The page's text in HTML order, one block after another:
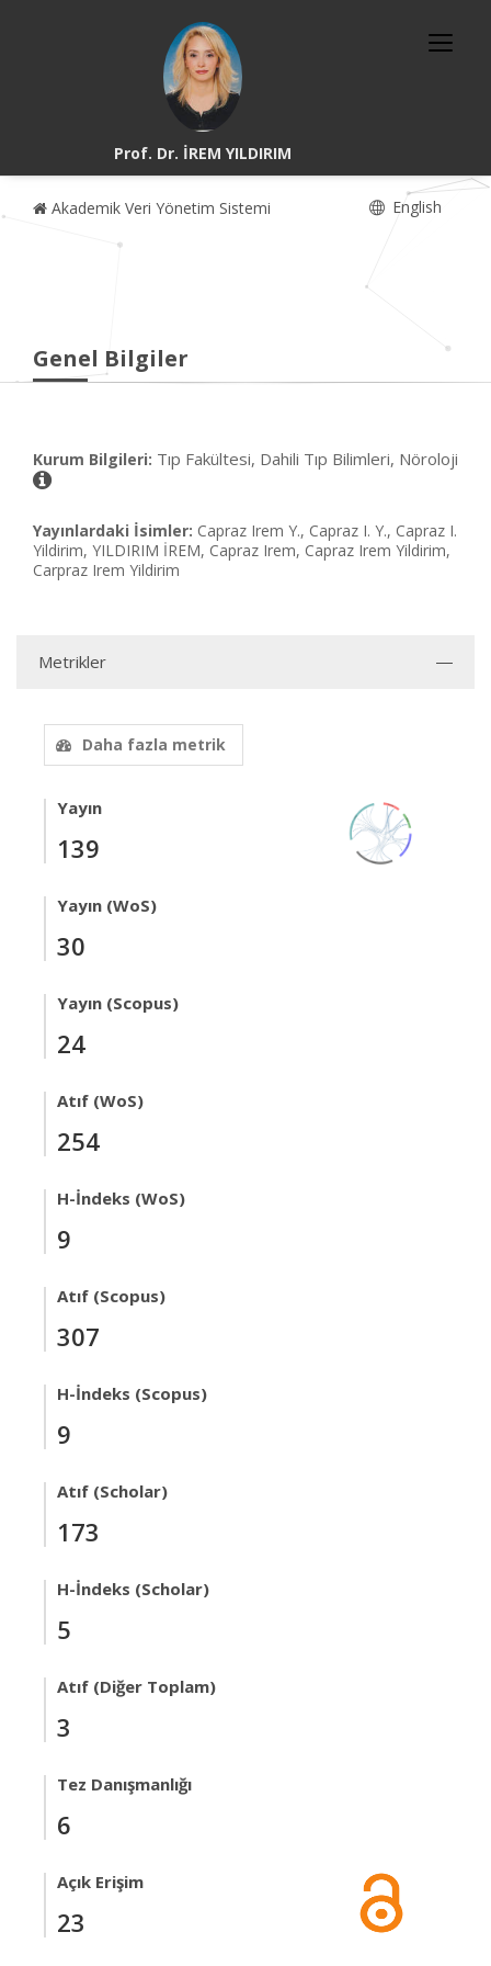
Prof. Dr. İREM YILDIRIM
Akademik Veri Yönetim Sistemi English
Genel Bilgiler
Kurum Bilgileri: Tıp Fakültesi, Dahili Tıp Bilimleri, Nöroloji
Yayınlardaki İsimler: Capraz Irem Y., Capraz I. Y., Capraz I.
Yildirim, YILDIRIM İREM, Capraz Irem, Capraz Irem Yildirim,
Carpraz Irem Yildirim
Metrikler
Daha fazla metrik
Yayın
139
Yayın (WoS)
30
Yayın (Scopus)
24
Atıf (WoS)
254
H-İndeks (WoS)
9
Atıf (Scopus)
307
H-İndeks (Scopus)
9
Atıf (Scholar)
173
H-İndeks (Scholar)
5
Atıf (Diğer Toplam)
3
Tez Danışmanlığı
6
Açık Erişim
23